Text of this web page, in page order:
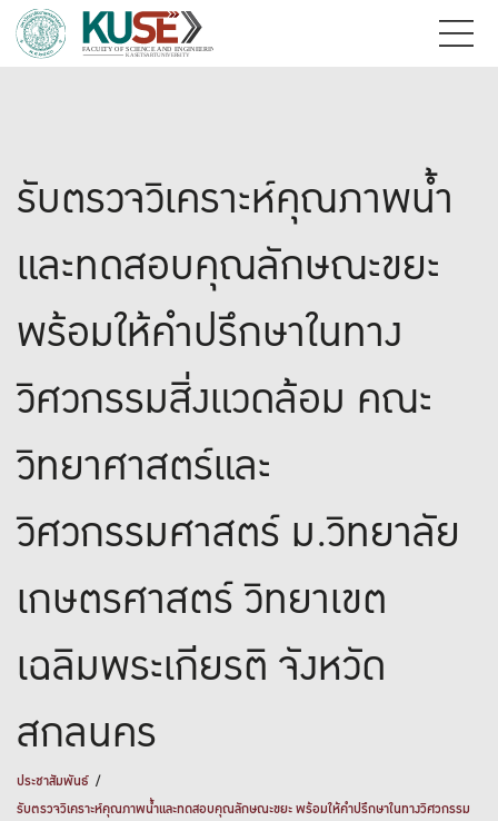
รับตรวจวิเคราะห์คุณภาพน้ำ
และทดสอบคุณลักษณะขยะ
พร้อมให้คำปรึกษาในทาง
วิศวกรรมสิ่งแวดล้อม คณะ
วิทยาศาสตร์และ
วิศวกรรมศาสตร์ ม.วิทยาลัย
เกษตรศาสตร์ วิทยาเขต
เฉลิมพระเกียรติ จังหวัด
สกลนคร
ประชาสัมพันธ์
รับตรวจวิเคราะห์คุณภาพน้ำและทดสอบคุณลักษณะขยะ พร้อมให้คำปรึกษาในทางวิศวกรรม